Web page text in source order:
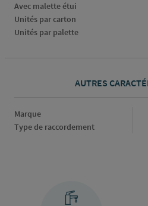
Avec malette étui
Unités par carton
Unités par palette
AUTRES
Marque
Type de raccordement